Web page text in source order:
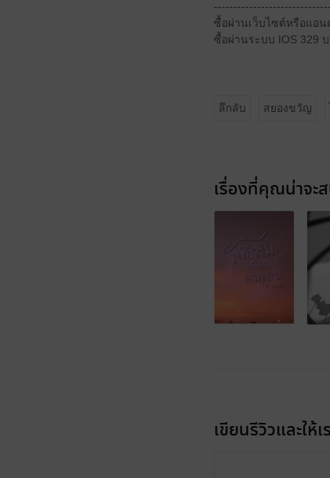
ซื้อผ่านเว็บไซต์หรือแอน
ซื้อผ่านระบบ IOS 329
ลึกลับ สยองขวัญ
เรื่องที่คุณน่าจะ
เขียนรีวิวและให้